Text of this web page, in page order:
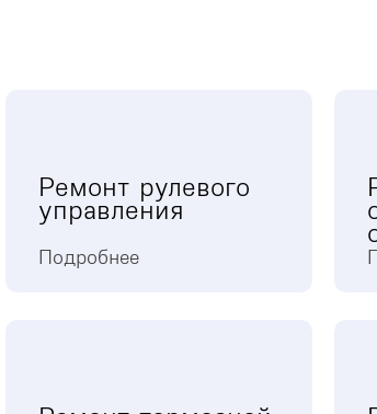
Ремонт рулевого
управления
Подробнее